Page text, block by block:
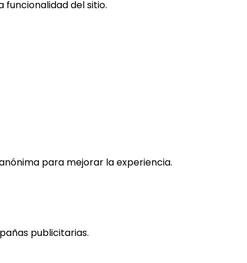
del sitio.
para mejorar la experiencia.
publicitarias.